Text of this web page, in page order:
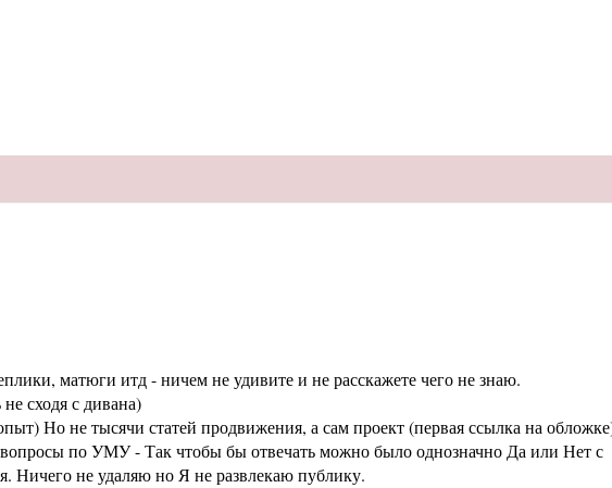
матюги итд - ничем не удивите и не расскажете чего не знаю.
сходя с дивана)
Но не тысячи статей продвижения, а сам проект (первая ссылка на
по УМУ - Так чтобы бы отвечать можно было однозначно Да или Нет с
Ничего не удаляю но Я не развлекаю публику.